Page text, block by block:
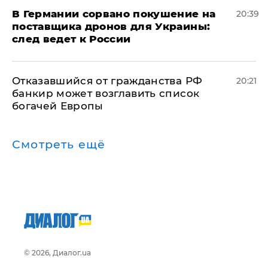
​В Германии сорвано покушение на
поставщика дронов для Украины:
след ведет к России
20:39
Отказавшийся от гражданства РФ
банкир может возглавить список
богачей Европы
20:21
Смотреть ещё
© 2026, Диалог.ua